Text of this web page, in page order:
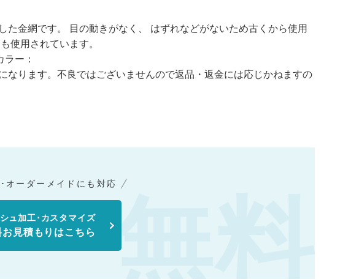
金網です。 目の動きがなく、 はずれなどがないため古くから使用
使用されています。
ー：
ります。不良ではございませんので返品・返金には応じかねますの
ュ加工･カスタマイズ
お見積もりはこちら
オーダーメイドにも対応